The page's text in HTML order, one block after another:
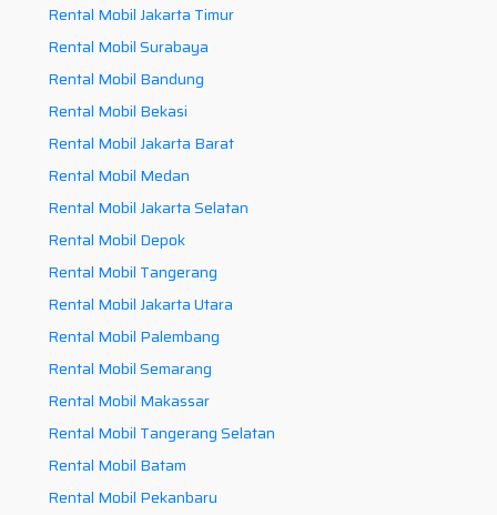
Rental Mobil Jakarta Timur
Rental Mobil Surabaya
Rental Mobil Bandung
Rental Mobil Bekasi
Rental Mobil Jakarta Barat
Rental Mobil Medan
Rental Mobil Jakarta Selatan
Rental Mobil Depok
Rental Mobil Tangerang
Rental Mobil Jakarta Utara
Rental Mobil Palembang
Rental Mobil Semarang
Rental Mobil Makassar
Rental Mobil Tangerang Selatan
Rental Mobil Batam
Rental Mobil Pekanbaru